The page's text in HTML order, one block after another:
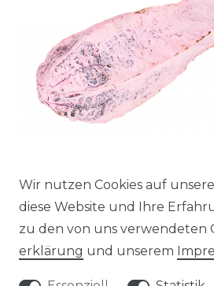
Mahagoni Kern pink ca. 8-12cm
0,43 € *
*inkl. ges. MwSt. zzgl.Versandkosten
Wir nutzen Cookies auf
diese Website und Ihre
zu den von uns verwendeten
erklärung und unserem